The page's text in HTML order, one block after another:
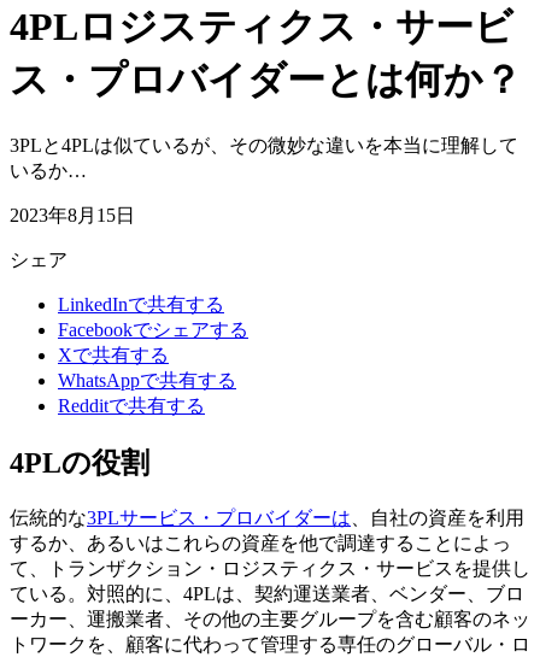
4PLロジスティクス・サービ
ス・プロバイダーとは何か？
3PLと4PLは似ているが、その微妙な違いを本当に理解して
いるか…
2023年8月15日
シェア
LinkedInで共有する
Facebookでシェアする
Xで共有する
WhatsAppで共有する
Redditで共有する
4PLの役割
伝統的な3PLサービス・プロバイダーは 、自社の資産を利用
するか、あるいはこれらの資産を他で調達することによっ
て、トランザクション・ロジスティクス・サービスを提供し
ている。対照的に、4PLは、契約運送業者、ベンダー、ブロ
ーカー、運搬業者、その他の主要グループを含む顧客のネッ
トワークを、顧客に代わって管理する専任のグローバル・ロ